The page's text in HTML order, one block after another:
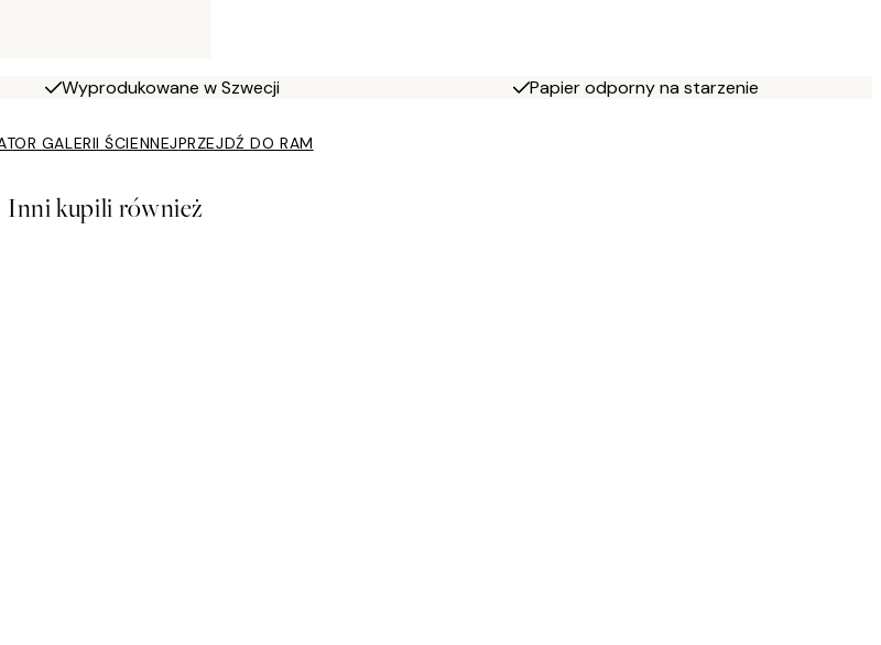
Wyprodukowane w Szwecji Papier odporny na starzenie
GALERII ŚCIENNEJPRZEJDŹ DO RAM
Inni kupili również